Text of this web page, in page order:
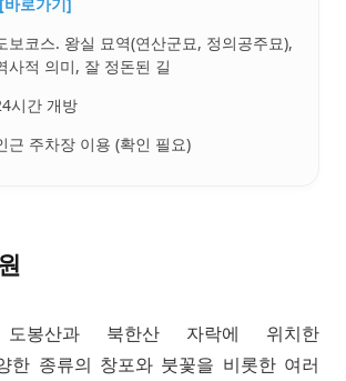
보코스. 왕실 묘역(연산군묘, 정의공주묘),
사적 의미, 잘 정돈된 길
시간 개방
근 주차장 이용 (확인 필요)
도봉산과 북한산 자락에 위치한
한 종류의 창포와 붓꽃을 비롯한 여러